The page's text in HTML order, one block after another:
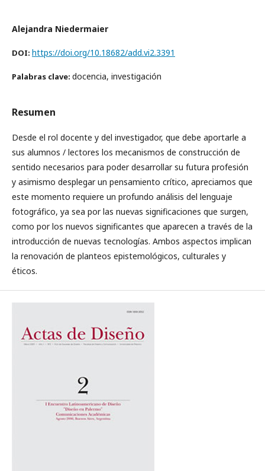
Alejandra Niedermaier
DOI: https://doi.org/10.18682/add.vi2.3391
Palabras clave: docencia, investigación
Resumen
Desde el rol docente y del investigador, que debe aportarle a
sus alumnos / lectores los mecanismos de construcción de
sentido necesarios para poder desarrollar su futura profesión
y asimismo desplegar un pensamiento crítico, apreciamos que
este momento requiere un profundo análisis del lenguaje
fotográfico, ya sea por las nuevas significaciones que surgen,
como por los nuevos significantes que aparecen a través de la
introducción de nuevas tecnologías. Ambos aspectos implican
la renovación de planteos epistemológicos, culturales y
éticos.